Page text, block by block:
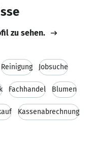
zu sehen.
Reinigung Jobsuche
Fachhandel Blumen
Kassenabrechnung